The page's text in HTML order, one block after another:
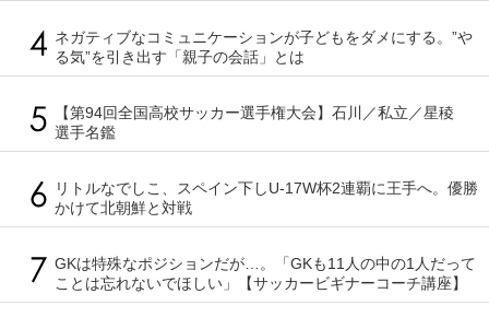
ネガティブなコミュニケーションが子どもをダメにする。”や
る気”を引き出す「親子の会話」とは
【第94回全国高校サッカー選手権大会】石川／私立／星稜
選手名鑑
リトルなでしこ、スペイン下しU-17W杯2連覇に王手へ。優勝
かけて北朝鮮と対戦
GKは特殊なポジションだが…。「GKも11人の中の1人だって
ことは忘れないでほしい」【サッカービギナーコーチ講座】